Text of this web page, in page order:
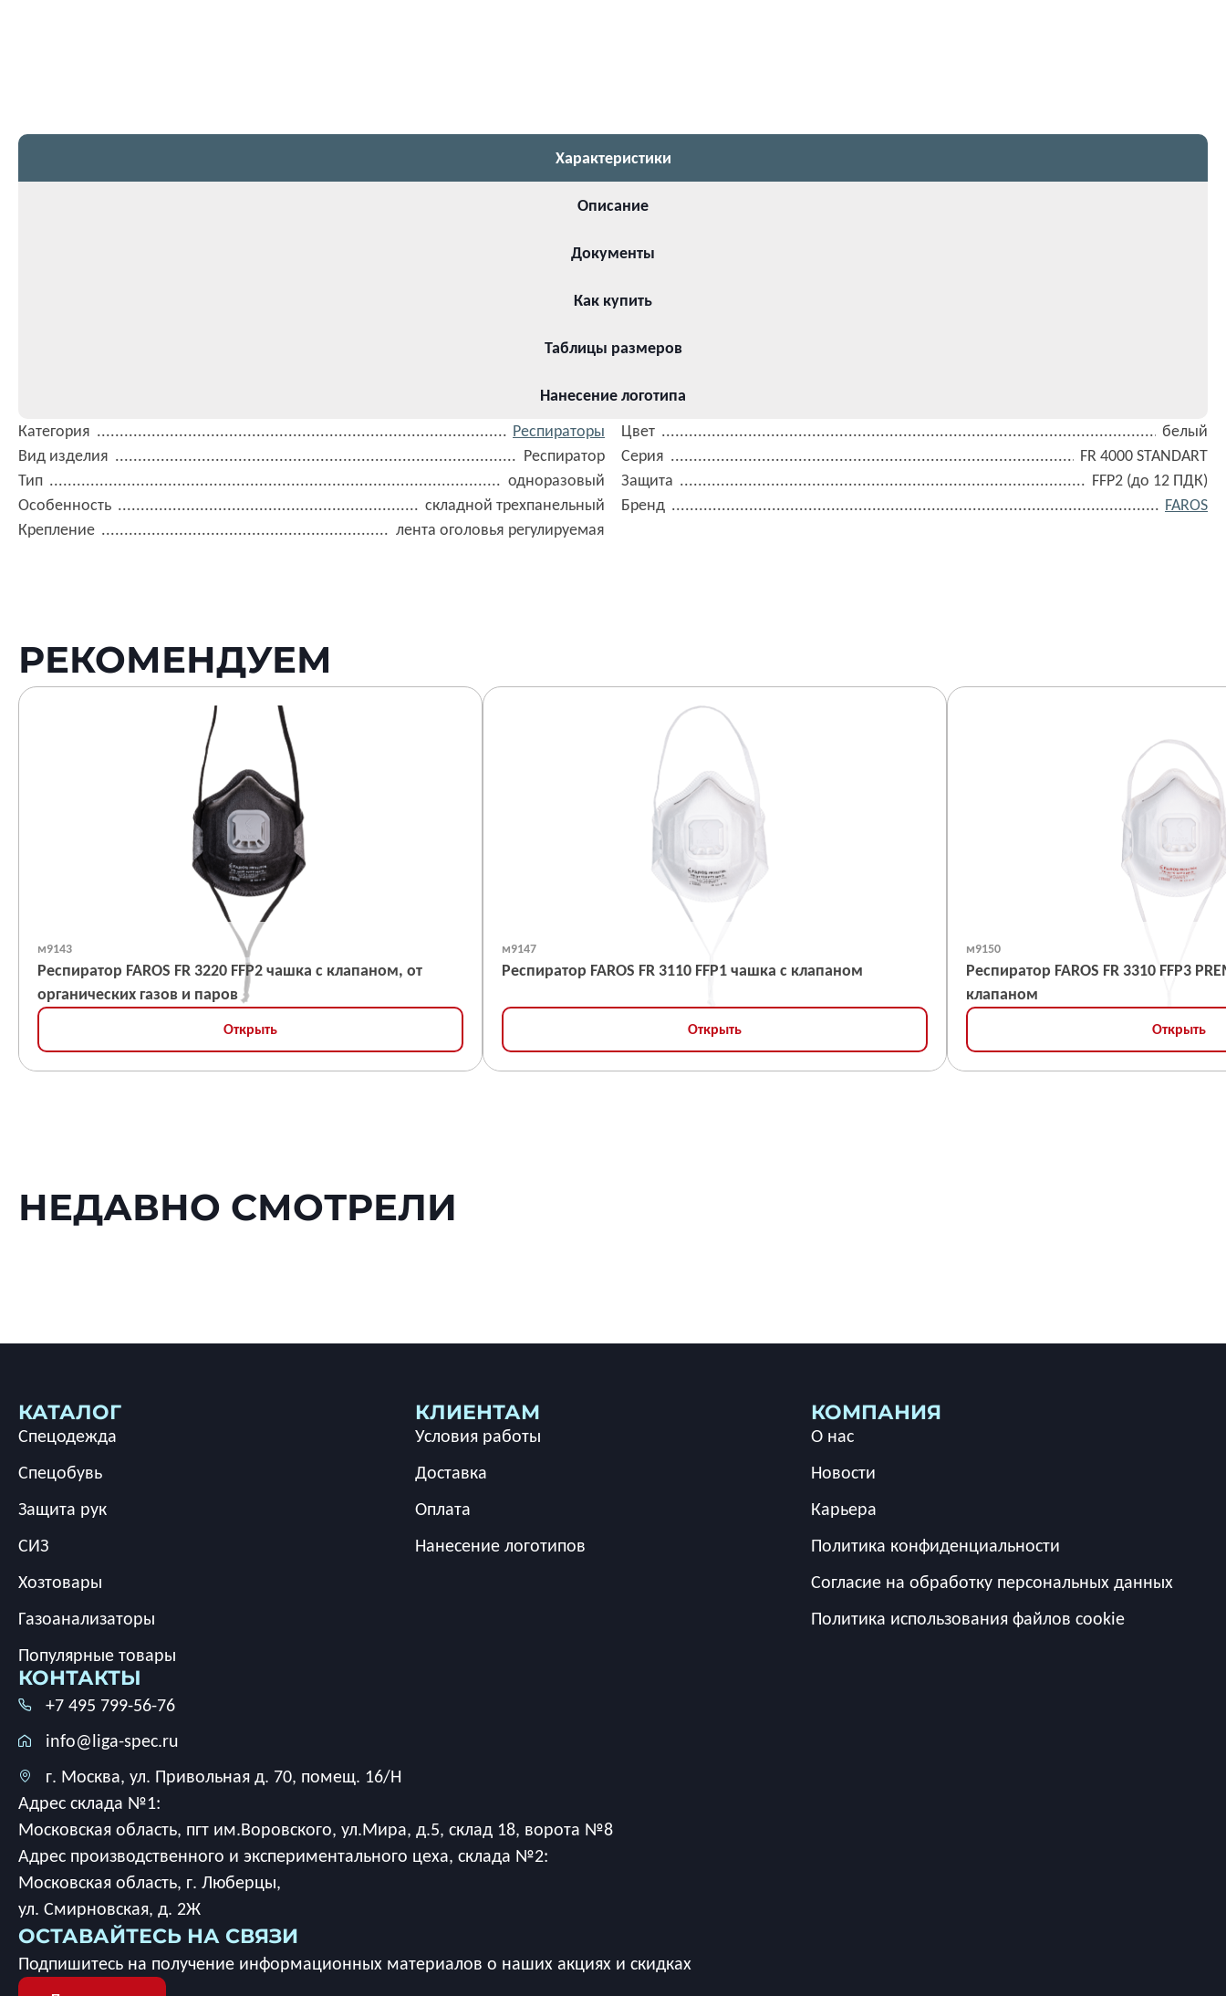
Характеристики
Описание
Документы
Как купить
Таблицы размеров
Нанесение логотипа
Категория
Респираторы
Вид изделия
Респиратор
Тип
одноразовый
Особенность
складной трехпанельный
Крепление
лента оголовья регулируемая
Цвет
белый
Серия
FR 4000 STANDART
Защита
FFP2 (до 12 ПДК)
Бренд
FAROS
РЕКОМЕНДУЕМ
м9143
Респиратор FAROS FR 3220 FFP2 чашка с клапаном, от
органических газов и паров
Открыть
м9147
Респиратор FAROS FR 3110 FFP1 чашка с клапаном
Открыть
м9150
Респиратор FAROS FR 3310 FFP3
клапаном
Открыть
НЕДАВНО СМОТРЕЛИ
КАТАЛОГ
Спецодежда
Спецобувь
Защита рук
СИЗ
Хозтовары
Газоанализаторы
Популярные товары
КЛИЕНТАМ
Условия работы
Доставка
Оплата
Нанесение логотипов
КОМПАНИЯ
О нас
Новости
Карьера
Политика конфиденциальности
Согласие на обработку персональных данных
Политика использования файлов cookie
КОНТАКТЫ
+7 495 799-56-76
info@liga-spec.ru
г. Москва, ул. Привольная д. 70, помещ. 16/Н
Адрес склада №1:
Московская область, пгт им.Воровского, ул.Мира, д.5, склад 18, ворота №8
Адрес производственного и экспериментального цеха, склада №2:
Московская область, г. Люберцы,
ул. Смирновская, д. 2Ж
ОСТАВАЙТЕСЬ НА СВЯЗИ
Подпишитесь на получение информационных материалов о наших акциях и скидках